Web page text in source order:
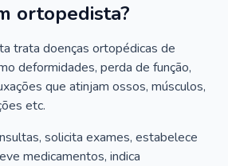
ortopedista?
trata doenças ortopédicas de
deformidades, perda de função,
que atinjam ossos, músculos,
etc.
solicita exames, estabelece
medicamentos, indica